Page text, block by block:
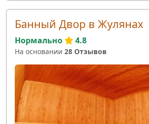
Банный Двор в Жулянах
Нормально 4.8
На основании 28 Отзывов